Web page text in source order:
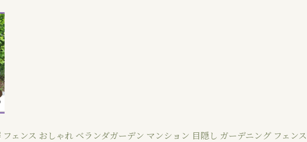
ェンス おしゃれ ベランダガーデン マンション 目隠し ガーデニング フェン